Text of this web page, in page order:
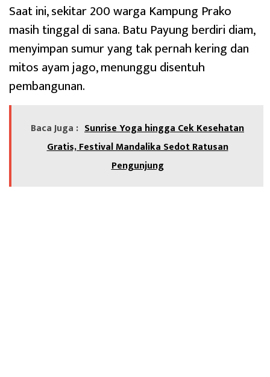
Saat ini, sekitar 200 warga Kampung Prako
masih tinggal di sana. Batu Payung berdiri diam,
menyimpan sumur yang tak pernah kering dan
mitos ayam jago, menunggu disentuh
pembangunan.
Baca Juga : Sunrise Yoga hingga Cek Kesehatan
Gratis, Festival Mandalika Sedot Ratusan
Pengunjung